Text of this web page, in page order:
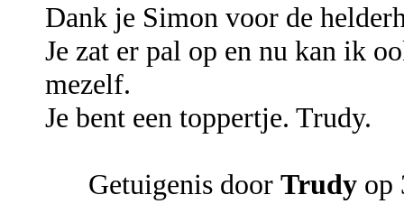
Dank je Simon voor de
Je zat er pal op en nu kan ik
mezelf.
Je bent een toppertje. Trudy.
Getuigenis door Trudy op